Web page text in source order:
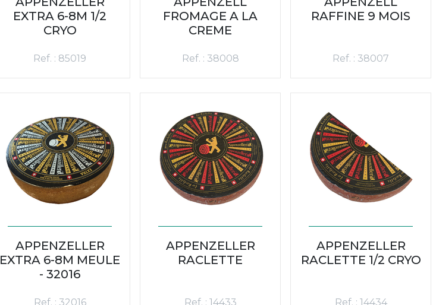
EXTRA 6-8M 1/2
CRYO
Ref. : 85019
FROMAGE A LA
CREME
Ref. : 38008
RAFFINE 9 MOIS
Ref. : 38007
APPENZELLER
EXTRA 6-8M MEULE
- 32016
Ref. : 32016
APPENZELLER
RACLETTE
Ref. : 14433
APPENZELLER
RACLETTE 1/2 CRYO
Ref. : 14434